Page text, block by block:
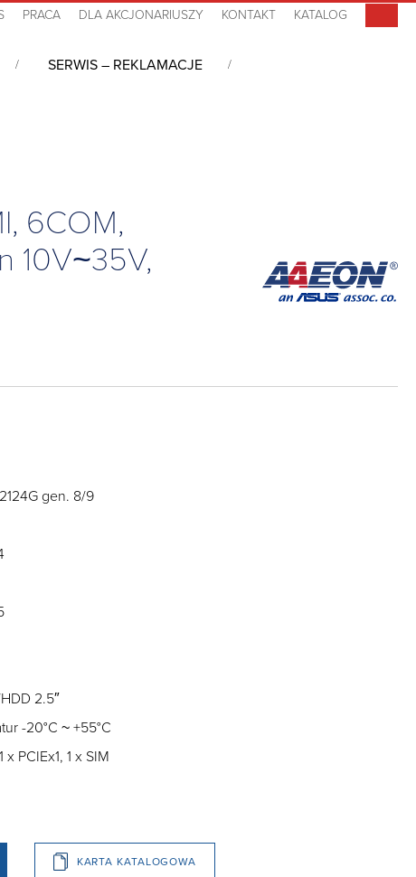
PRACA DLA AKCJONARIUSZY KONTAKT KATALOG
SERWIS – REKLAMACJE
6COM,
10V~35V,
gen. 8/9
2.5″
-20°C ~ +55°C
PCIEx1, 1 x SIM
KARTA KATALOGOWA